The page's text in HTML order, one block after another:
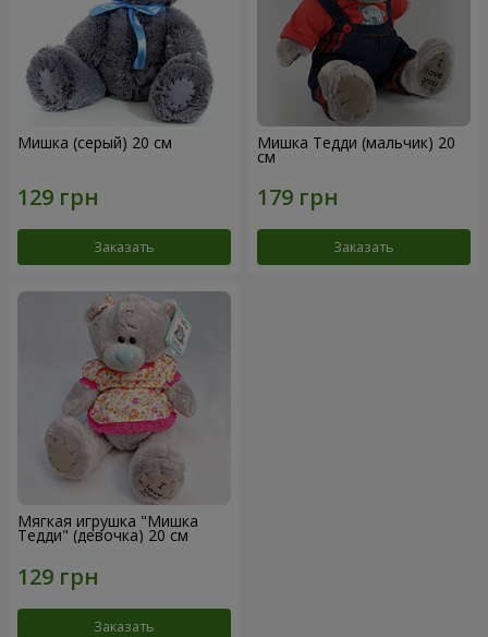
Мишка (серый) 20 см
Заказать
Мишка Тедди (мальчик) 20
см
Заказать
Мягкая игрушка "Мишка
Тедди" (девочка) 20 см
Заказать